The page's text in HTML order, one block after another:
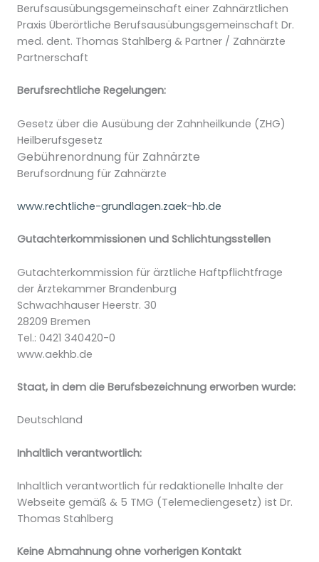
Berufsausübungsgemeinschaft einer Zahnärztlichen
Praxis Überörtliche Berufsausübungsgemeinschaft Dr.
med. dent. Thomas Stahlberg & Partner / Zahnärzte
Partnerschaft
Berufsrechtliche Regelungen:
Gesetz über die Ausübung der Zahnheilkunde (ZHG)
Heilberufsgesetz
Gebührenordnung für Zahnärzte
Berufsordnung für Zahnärzte
www.rechtliche-grundlagen.zaek-hb.de
Gutachterkommissionen und Schlichtungsstellen
Gutachterkommission für ärztliche Haftpflichtfrage
der Ärztekammer Brandenburg
Schwachhauser Heerstr. 30
28209 Bremen
Tel.: 0421 340420-0
www.aekhb.de
Staat, in dem die Berufsbezeichnung erworben wurde:
Deutschland
Inhaltlich verantwortlich:
Inhaltlich verantwortlich für redaktionelle Inhalte der
Webseite gemäß & 5 TMG (Telemediengesetz) ist Dr.
Thomas Stahlberg
Keine Abmahnung ohne vorherigen Kontakt